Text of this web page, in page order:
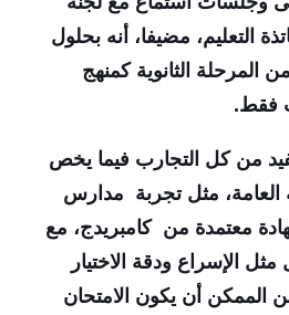
التعليم، مضيفا، أنه بحلول
من المرحلة الثانوية كمنهج
فقط.
من كل التجارب فيما يخص
العامة، مثل تجربة مدارس
معتمدة من كامبريدج، مع
الإسراع ودقة الاختيار
الممكن أن يكون الامتحان